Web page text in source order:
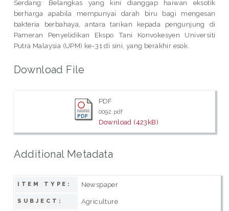
Serdang: Belangkas yang kini dianggap haiwan eksotik
berharga apabila mempunyai darah biru bagi mengesan
bakteria berbahaya, antara tarikan kepada pengunjung di
Pameran Penyelidikan Ekspo Tani Konvokesyen Universiti
Putra Malaysia (UPM) ke-31 di sini, yang berakhir esok.
Download File
PDF
0092.pdf
Download (423kB)
Additional Metadata
ITEM TYPE: Newspaper
SUBJECT: Agriculture